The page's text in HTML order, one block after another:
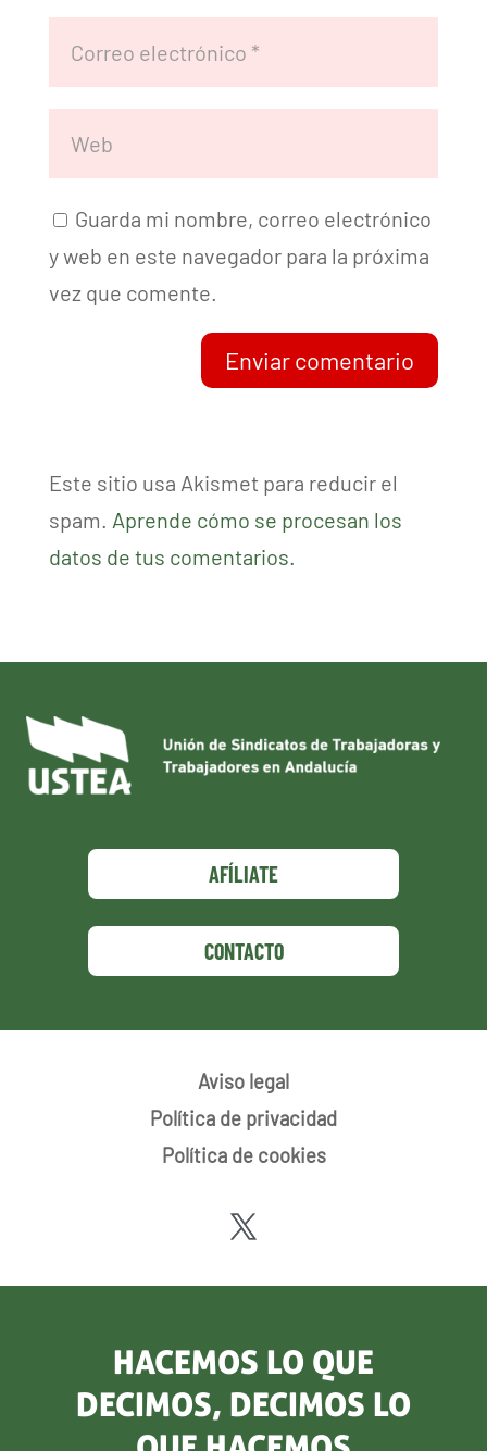
Guarda mi nombre, correo electrónico
y web en este navegador para la próxima
vez que comente.
Enviar comentario
Este sitio usa Akismet para reducir el
spam. Aprende cómo se procesan los
datos de tus comentarios.
AFÍLIATE
CONTACTO
Aviso legal
Política de privacidad
Política de cookies
HACEMOS LO QUE
DECIMOS, DECIMOS LO